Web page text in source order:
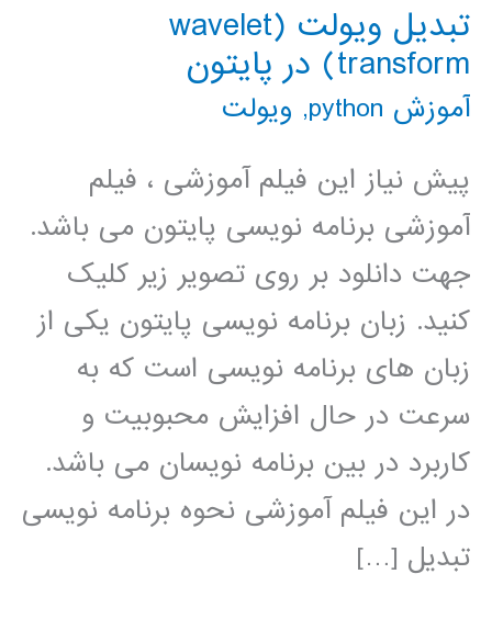
تبدیل ویولت (wavelet
transform) در پایتون
آموزش python , ویولت
پیش نیاز این فیلم آموزشی ، فیلم
آموزشی برنامه نویسی پایتون می باشد.
جهت دانلود بر روی تصویر زیر کلیک
کنید. زبان برنامه نویسی پایتون یکی از
زبان های برنامه نویسی است که به
سرعت در حال افزایش محبوبیت و
کاربرد در بین برنامه نویسان می باشد.
در این فیلم آموزشی نحوه برنامه نویسی
تبدیل […]